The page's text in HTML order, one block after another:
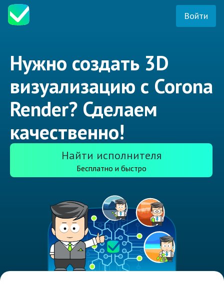
Войти
Нужно создать 3D
визуализацию с Corona
Render? Сделаем
качественно!
Найти исполнителя
Бесплатно и быстро